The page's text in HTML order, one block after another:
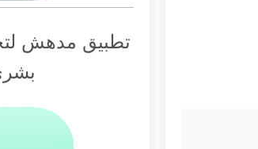
تطبيق مدهش